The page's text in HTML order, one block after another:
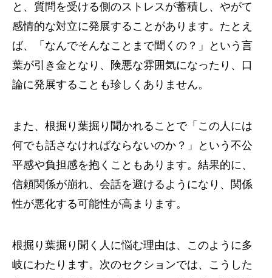
と、質問を受ける側のストレスが蓄積し、やがて
感情的な対立に発展することがあります。たとえ
ば、「なんでそんなことまで聞くの？」という言
葉が引き金となり、険悪な雰囲気になったり、口
論に発展することも珍しくありません。
また、根掘り葉掘り聞かれることで「この人には
何でも話さなければならないのか？」という不公
平感や負担感を抱くこともあります。結果的に、
信頼関係が崩れ、会話を避けるようになり、関係
性が悪化する可能性が高まります。
根掘り葉掘り聞く人に悩む理由は、このように多
岐にわたります。次のセクションでは、こうした